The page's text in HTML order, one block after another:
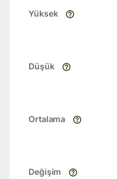
Yüksek
Düşük
Ortalama
Değişim